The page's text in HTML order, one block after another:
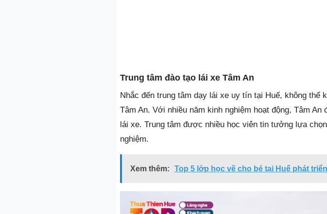
Trung tâm đào tạo lái xe Tâm An
Nhắc đến trung tâm dạy lái xe uy tín tại Huế, không thể
Tâm An. Với nhiều năm kinh nghiệm hoạt động, Tâm
lái xe. Trung tâm được nhiều học viên tin tưởng lựa
nghiệm.
Xem thêm: Top 5 lớp học vẽ cho bé tại Huế phát